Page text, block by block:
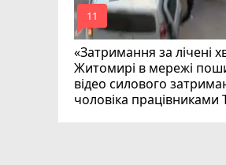
«Затримання за лічені
Житомирі в мережі
відео силового
чоловіка працівниками
mode_comment
11